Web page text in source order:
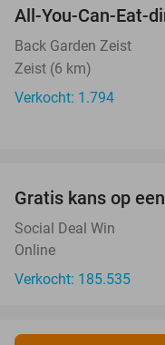
All-You-Can-Eat-
Back Garden Zeist
Zeist (6 km)
Verkocht: 1.794
Gratis kans op
Social Deal Win
Online
Verkocht: 185.535